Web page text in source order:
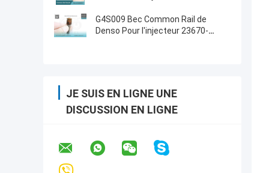
G4S009 Bec Common Rail de
Denso Pour l'injecteur 23670-
JE SUIS EN LIGNE UNE
DISCUSSION EN LIGNE